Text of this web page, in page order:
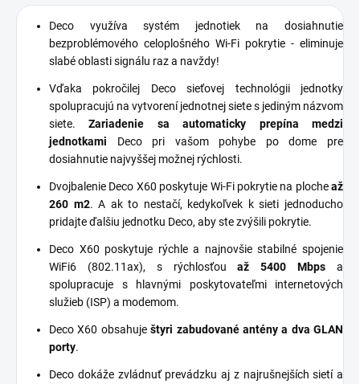
Deco využíva systém jednotiek na dosiahnutie
bezproblémového celoplošného Wi-Fi pokrytie - eliminuje
slabé oblasti signálu raz a navždy!
Vďaka pokročilej Deco sieťovej technológii jednotky
spolupracujú na vytvorení jednotnej siete s jediným názvom
siete.Zariadenie sa automaticky prepína medzi
jednotkami Deco pri vašom pohybe po dome pre
dosiahnutie najvyššej možnej rýchlosti.
Dvojbalenie Deco X60 poskytuje Wi-Fi pokrytie na plocheaž
260 m2. A ak to nestačí, kedykoľvek k sieti jednoducho
pridajte ďalšiu jednotku Deco, aby ste zvýšili pokrytie.
Deco X60 poskytuje rýchle a najnovšie stabilné spojenie
WiFi6 (802.11ax), s rýchlosťouaž 5400 Mbps a
spolupracuje s hlavnými poskytovateľmi internetových
služieb (ISP) a modemom.
Deco X60 obsahuještyri zabudované antény a dva GLAN
porty.
Deco dokáže zvládnuť prevádzku aj z najrušnejších sietí a